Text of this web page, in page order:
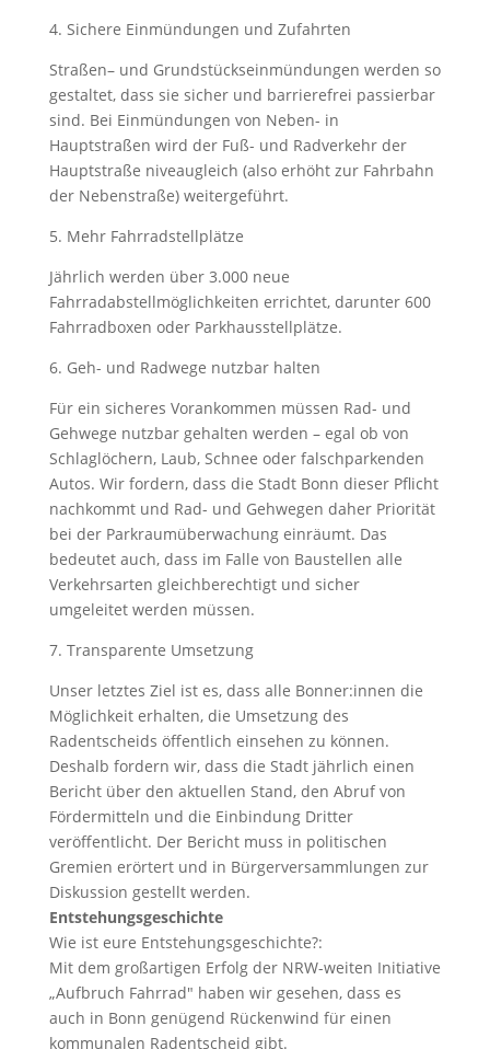
4. Sichere Einmündungen und Zufahrten
Straßen– und Grundstückseinmündungen werden so
gestaltet, dass sie sicher und barrierefrei passierbar
sind. Bei Einmündungen von Neben- in
Hauptstraßen wird der Fuß- und Radverkehr der
Hauptstraße niveaugleich (also erhöht zur Fahrbahn
der Nebenstraße) weitergeführt.
5. Mehr Fahrradstellplätze
Jährlich werden über 3.000 neue
Fahrradabstellmöglichkeiten errichtet, darunter 600
Fahrradboxen oder Parkhausstellplätze.
6. Geh- und Radwege nutzbar halten
Für ein sicheres Vorankommen müssen Rad- und
Gehwege nutzbar gehalten werden – egal ob von
Schlaglöchern, Laub, Schnee oder falschparkenden
Autos. Wir fordern, dass die Stadt Bonn dieser Pflicht
nachkommt und Rad- und Gehwegen daher Priorität
bei der Parkraumüberwachung einräumt. Das
bedeutet auch, dass im Falle von Baustellen alle
Verkehrsarten gleichberechtigt und sicher
umgeleitet werden müssen.
7. Transparente Umsetzung
Unser letztes Ziel ist es, dass alle Bonner:innen die
Möglichkeit erhalten, die Umsetzung des
Radentscheids öffentlich einsehen zu können.
Deshalb fordern wir, dass die Stadt jährlich einen
Bericht über den aktuellen Stand, den Abruf von
Fördermitteln und die Einbindung Dritter
veröffentlicht. Der Bericht muss in politischen
Gremien erörtert und in Bürgerversammlungen zur
Diskussion gestellt werden.
Entstehungsgeschichte
Wie ist eure Entstehungsgeschichte?:
Mit dem großartigen Erfolg der NRW-weiten Initiative
„Aufbruch Fahrrad" haben wir gesehen, dass es
auch in Bonn genügend Rückenwind für einen
kommunalen Radentscheid gibt.